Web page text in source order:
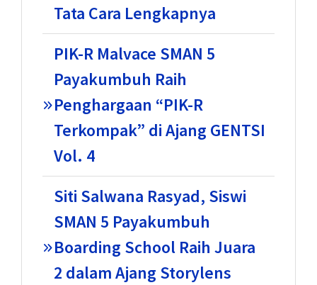
Tata Cara Lengkapnya
PIK-R Malvace SMAN 5
Payakumbuh Raih
Penghargaan “PIK-R
Terkompak” di Ajang GENTSI
Vol. 4
Siti Salwana Rasyad, Siswi
SMAN 5 Payakumbuh
Boarding School Raih Juara
2 dalam Ajang Storylens